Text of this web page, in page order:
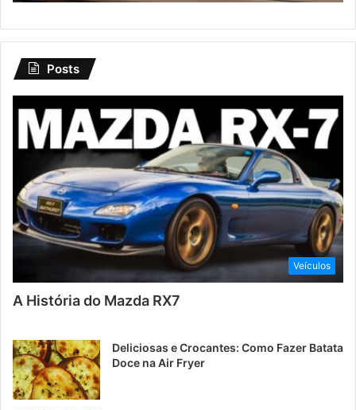
Posts
Veículos
A História do Mazda RX7
Deliciosas e Crocantes: Como Fazer Batata
Doce na Air Fryer